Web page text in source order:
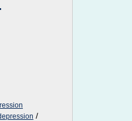
/